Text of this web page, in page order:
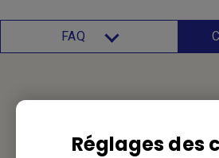
Réglages des
FAQ
Nous aimerions avoir de